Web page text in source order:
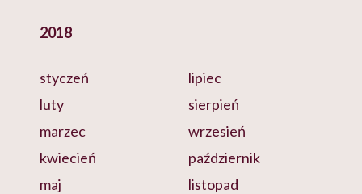
2018
styczeń
luty
marzec
kwiecień
maj
lipiec
sierpień
wrzesień
październik
listopad